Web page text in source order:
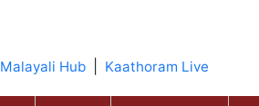
Malayali Hub Kaathoram Live